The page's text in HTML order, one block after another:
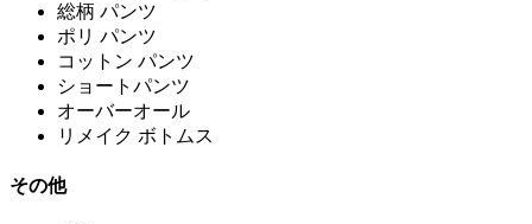
総柄 パンツ
ポリ パンツ
コットン パンツ
ショートパンツ
オーバーオール
リメイク ボトムス
その他